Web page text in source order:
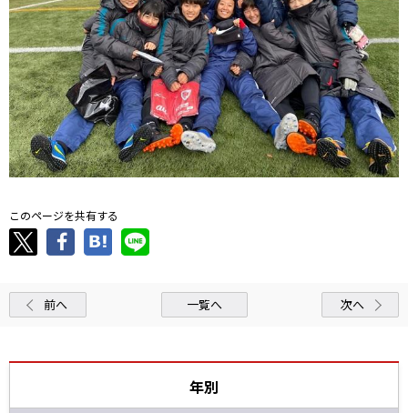
このページを共有する
前へ 一覧へ 次へ
年別